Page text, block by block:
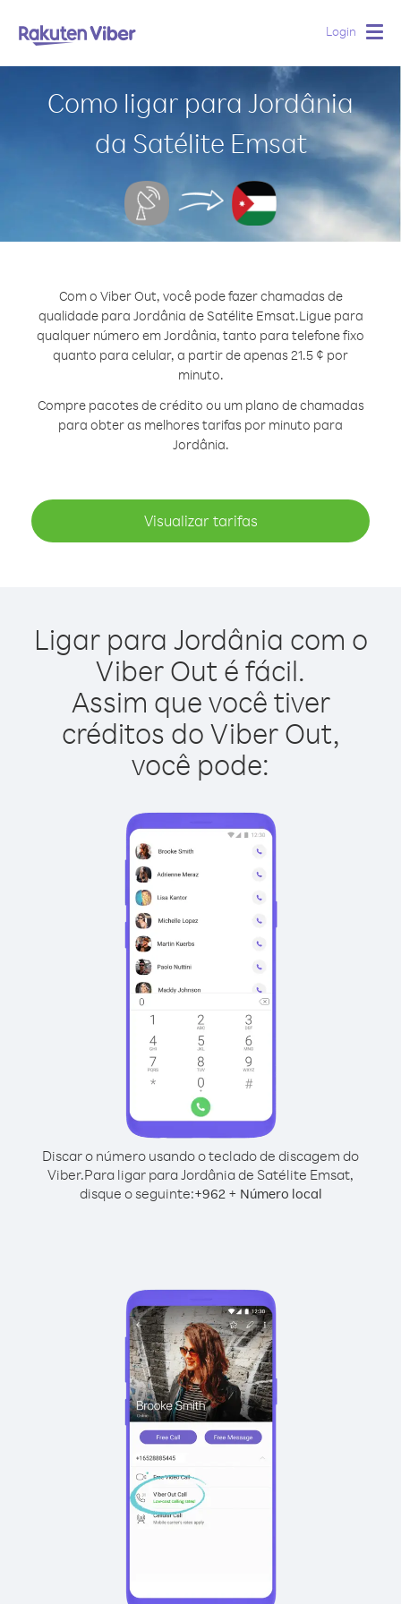
Login
Como ligar para Jordânia
da Satélite Emsat
Com o Viber Out, você pode fazer chamadas de
qualidade para Jordânia de Satélite Emsat.Ligue para
qualquer número em Jordânia, tanto para telefone fixo
quanto para celular, a partir de apenas 21.5 ¢ por
minuto.
Compre pacotes de crédito ou um plano de chamadas
para obter as melhores tarifas por minuto para
Jordânia.
Visualizar tarifas
Ligar para Jordânia com o
Viber Out é fácil.
Assim que você tiver
créditos do Viber Out,
você pode:
Discar o número usando o teclado de discagem do
Viber.Para ligar para Jordânia de Satélite Emsat,
disque o seguinte:+962+ Número local